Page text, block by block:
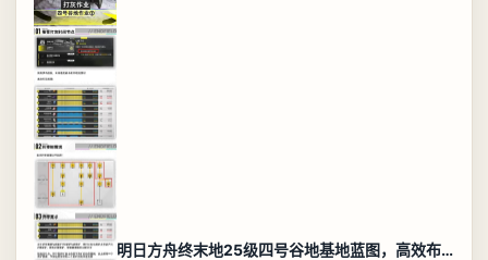
明日方舟终末地25级四号谷地基地蓝图，高效布局规划